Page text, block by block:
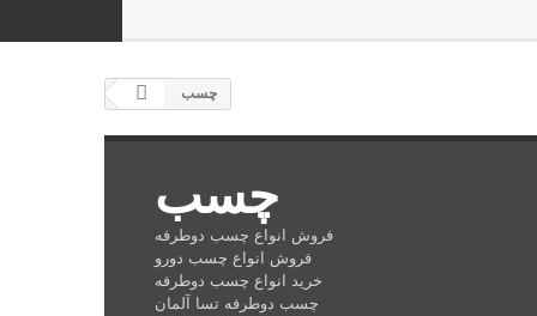
چسب
چسب
فروش انواع چسب دوطرفه
فروش انواع چسب دورو
خرید انواع چسب دوطرفه
چسب دوطرفه تسا آلمان